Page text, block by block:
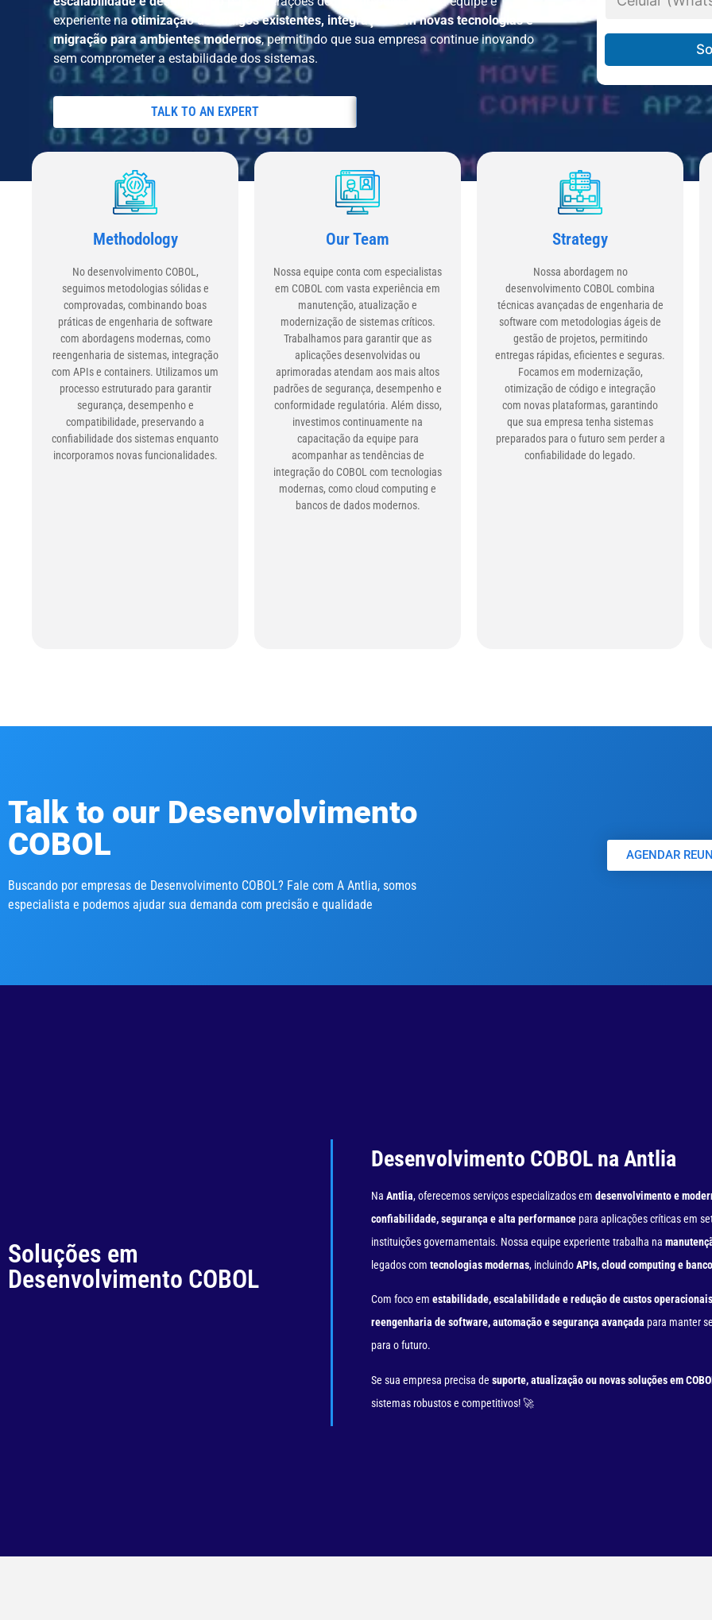
experiente naotimização de códigos existentes, integração com novas tecnologias e
migração para ambientes modernos, permitindo que sua empresa continue inovando
sem comprometer a estabilidade dos sistemas.
TALK TO AN EXPERT IN DESENVOLVIMENTO COBOL
*
e
o
e
u
Methodology
No desenvolvimento COBOL,
seguimos metodologias sólidas e
comprovadas, combinando boas
práticas de engenharia de software
com abordagens modernas, como
reengenharia de sistemas, integração
com APIs e containers. Utilizamos um
processo estruturado para garantir
segurança, desempenho e
compatibilidade, preservando a
confiabilidade dos sistemas enquanto
incorporamos novas funcionalidades.
Our Team
Nossa equipe conta com especialistas
em COBOL com vasta experiência em
manutenção, atualização e
modernização de sistemas críticos.
Trabalhamos para garantir que as
aplicações desenvolvidas ou
aprimoradas atendam aos mais altos
padrões de segurança, desempenho e
conformidade regulatória. Além disso,
investimos continuamente na
capacitação da equipe para
acompanhar as tendências de
integração do COBOL com tecnologias
modernas, como cloud computing e
bancos de dados modernos.
Strategy
Nossa abordagem no
desenvolvimento COBOL combina
técnicas avançadas de engenharia de
software com metodologias ágeis de
gestão de projetos, permitindo
entregas rápidas, eficientes e seguras.
Focamos em modernização,
otimização de código e integração
com novas plataformas, garantindo
que sua empresa tenha sistemas
preparados para o futuro sem perder a
confiabilidade do legado.
Talk to our Desenvolvimento
COBOL
Buscando por empresas de Desenvolvimento COBOL? Fale com A Antlia, somos
especialista e podemos ajudar sua demanda com precisão e qualidade
AGENDAR
Soluções em
Desenvolvimento COBOL
Desenvolvimento COBOL na Antlia
Na Antlia, oferecemos serviços especializados em desenvolvimento e
confiabilidade, segurança e alta performancepara aplicações críticas em
instituições governamentais. Nossa equipe experiente trabalha na
legados com tecnologias modernas, incluindoAPIs, cloud computing e
Com foco em estabilidade, escalabilidade e redução de custos operacionais
reengenharia de software, automação e segurança avançada para manter
para o futuro.
Se sua empresa precisa de suporte, atualização ou novas soluções em
sistemas robustos e competitivos! 🚀